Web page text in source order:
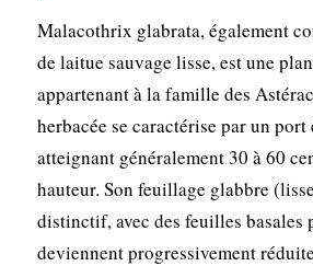
Malacothrix glabrata, également
de laitue sauvage lisse, est une
appartenant à la famille des
herbacée se caractérise par un
atteignant généralement 30 à 60
hauteur. Son feuillage glabbre
distinctif, avec des feuilles basales
deviennent progressivement